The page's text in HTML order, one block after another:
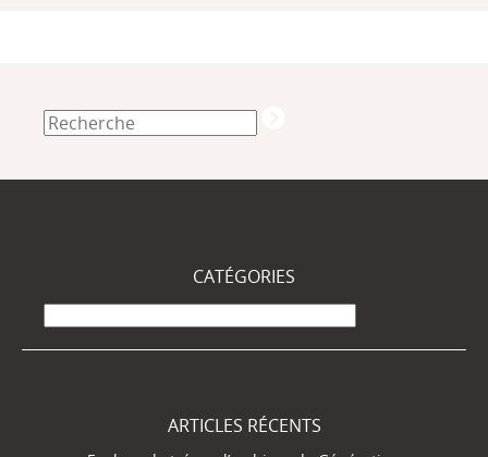
CATÉGORIES
Catégories
ARTICLES RÉCENTS